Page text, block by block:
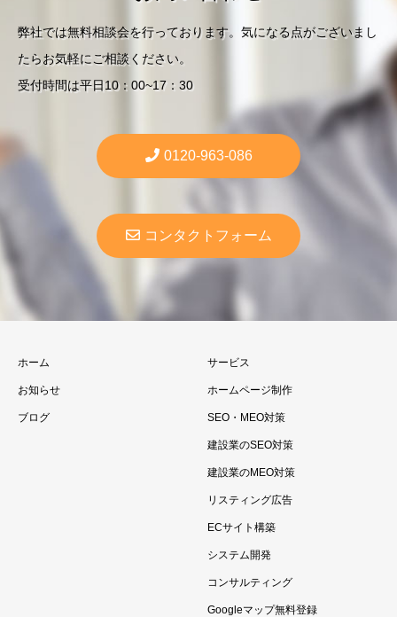
弊社では無料相談会を行っております。気になる点がございまし
たらお気軽にご相談ください。
受付時間は平日10：00~17：30
0120-963-086
コンタクトフォーム
ホーム
お知らせ
ブログ
サービス
ホームページ制作
SEO・MEO対策
建設業のSEO対策
建設業のMEO対策
リスティング広告
ECサイト構築
システム開発
コンサルティング
Googleマップ無料登録